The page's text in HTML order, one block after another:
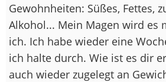
Gewohnheiten: Süßes, Fettes,
Alkohol... Mein Magen wird es
ich. Ich habe wieder eine
ich halte durch. Wie ist es dir
auch wieder zugelegt an